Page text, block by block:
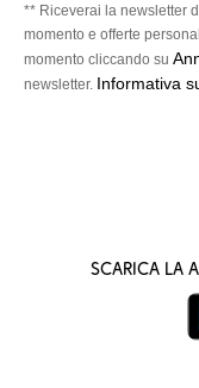
** Riceverai la newsletter
momento e offerte
momento cliccando su
newsletter. Informativa
Scarica la